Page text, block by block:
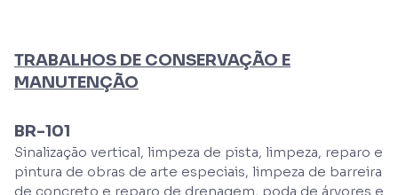
TRABALHOS DE CONSERVAÇÃO E
MANUTENÇÃO
BR-101
Sinalização vertical, limpeza de pista, limpeza, reparo e
pintura de obras de arte especiais, limpeza de barreira
de concreto e reparo de drenagem, poda de árvores e